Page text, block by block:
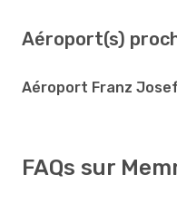
Aéroport(s)
Aéroport Franz
FAQs sur